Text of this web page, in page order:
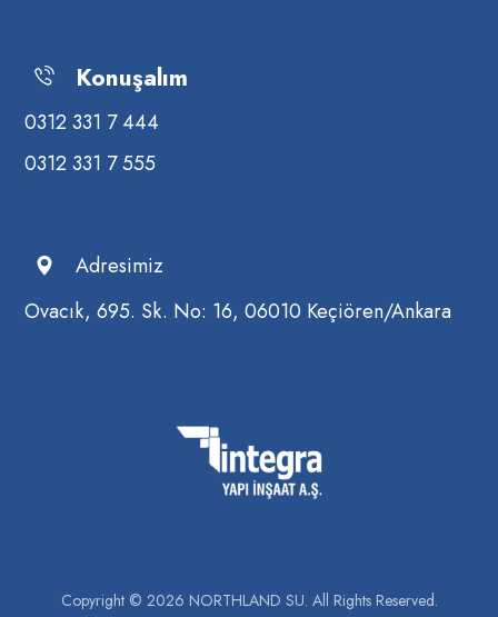
Konuşalım
0312 331 7 444
0312 331 7 555
Adresimiz
Ovacık, 695. Sk. No: 16, 06010 Keçiören/Ankara
Copyright © 2026 NORTHLAND SU. All Rights Reserved.